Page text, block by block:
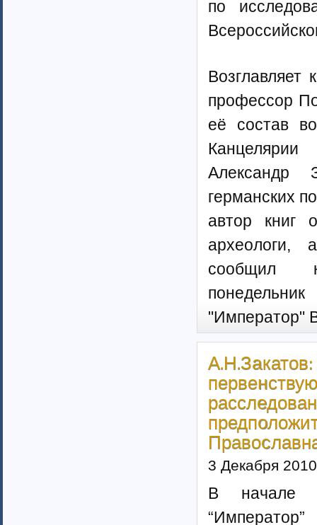
по
Возглавляет
профессор
её состав
Александр
германских
автор книг
археологи,
сообщил
"Император"
3 Декабря 2010
В начале